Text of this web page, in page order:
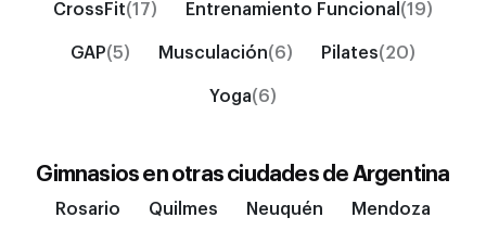
CrossFit(17) Entrenamiento Funcional (19)
GAP(5) Musculación(6) Pilates(20)
Yoga(6)
Gimnasios en otras ciudades de Argentina
Rosario Quilmes Neuquén Mendoza